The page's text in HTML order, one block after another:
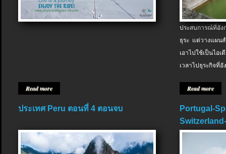
Read more
ประสบการณ์ที่อัง
ธุระ แต่วางแผน
เอาไปใช้เป็นไอ
เวลาไปธุระกิจที่อั
Read more
ประเทศ Peru ตอนที่ 4 ตอนจบ
Portugal-